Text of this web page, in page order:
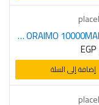
POWERBANK ORAIMO 10000MAH P118Q
EGP
إضافة إلى السلة